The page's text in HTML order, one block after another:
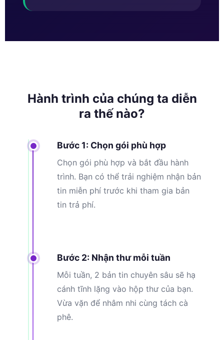
Hành trình của chúng ta diễn
ra thế nào?
Bước 1: Chọn gói phù hợp
Chọn gói phù hợp và bắt đầu hành
trình. Bạn có thể trải nghiệm nhận bản
tin miễn phí trước khi tham gia bản
tin trả phí.
Bước 2: Nhận thư mỗi tuần
Mỗi tuần, 2 bản tin chuyên sâu sẽ hạ
cánh tĩnh lặng vào hộp thư của bạn.
Vừa vặn để nhâm nhi cùng tách cà
phê.